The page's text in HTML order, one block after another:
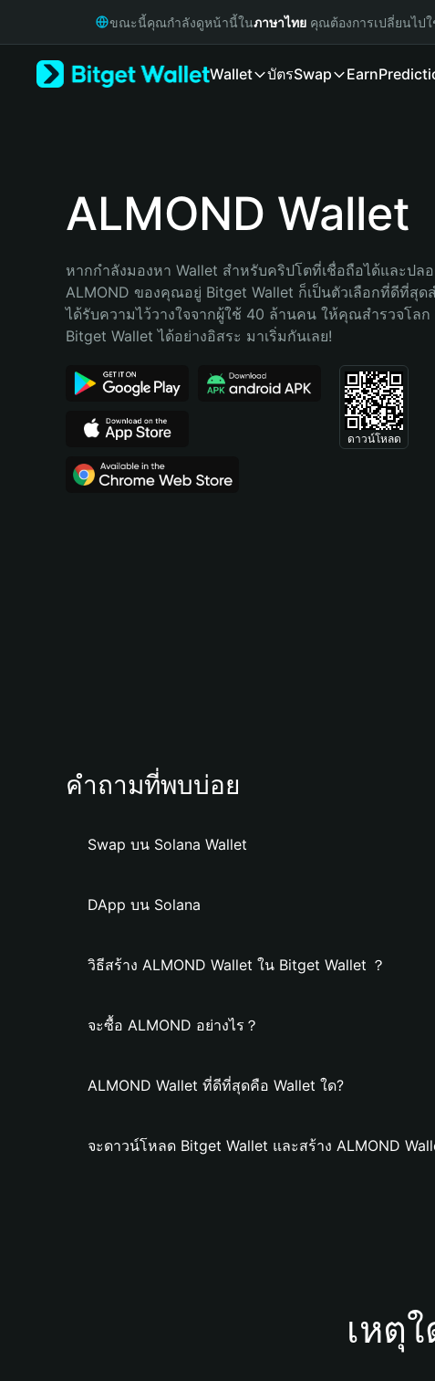
Русский
Bahasa Indonesia
Português (Brasil)
ขณะนี้คุณกำลังดูหน้านี้ในภาษาไทย คุณต้องการเปลี่ยนไป
Wallet บัตรSwap Earn
ALMOND Wallet
หากกำลังมองหา Wallet สำหรับคริปโตที่เชื่อถือได้และปล
ALMOND ของคุณอยู่ Bitget Wallet ก็เป็นตัวเลือกที่ดีที่สุ
ได้รับความไว้วางใจจากผู้ใช้ 40 ล้านคน ให้คุณสำรวจโลก
Bitget Wallet ได้อย่างอิสระ มาเริ่มกันเลย!
ดาวน์โหลด
คำถามที่พบบ่อย
Swap บน Solana Wallet
DApp บน Solana
วิธีสร้าง ALMOND Wallet ใน Bitget Wallet ？
จะซื้อ ALMOND อย่างไร？
ALMOND Wallet ที่ดีที่สุดคือ Wallet ใด?
จะดาวน์โหลด Bitget Wallet และสร้าง ALMOND
เหตุ